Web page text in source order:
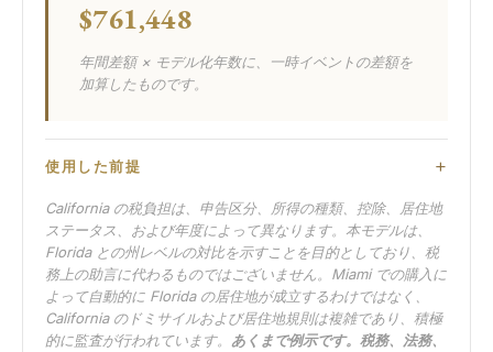
$761,448
年間差額 × モデル化年数に、一時イベントの差額を
加算したものです。
使用した前提
California の税負担は、申告区分、所得の種類、控除、居住地
ステータス、および年度によって異なります。本モデルは、
Florida との州レベルの対比を示すことを目的としており、税
務上の助言に代わるものではございません。Miami での購入に
よって自動的に Florida の居住地が成立するわけではなく、
California のドミサイルおよび居住地規則は複雑であり、積極
的に監査が行われています。 あくまで例示です。税務、法務、